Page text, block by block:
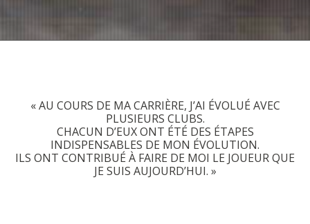
« AU COURS DE MA CARRIÈRE, J’AI ÉVOLUÉ AVEC
PLUSIEURS CLUBS.
CHACUN D’EUX ONT ÉTÉ DES ÉTAPES
INDISPENSABLES DE MON ÉVOLUTION.
ILS ONT CONTRIBUÉ À FAIRE DE MOI LE JOUEUR QUE
JE SUIS AUJOURD’HUI. »